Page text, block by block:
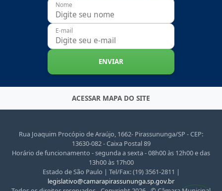
Nome
E-mail
ENVIAR
ACESSAR MAPA DO SITE
Rua Joaquim Procópio de Araújo, 1662- Pirassununga/SP - CEP:
13630-082 - Caixa Postal 89
Horário de funcionamento - segunda a sexta - 08h00 às 12h00 e das
13h00 às 17h00
Estado de São Paulo | Tel/Fax: (19) 3561-2811 |
legislativo@camarapirassununga.sp.gov.br